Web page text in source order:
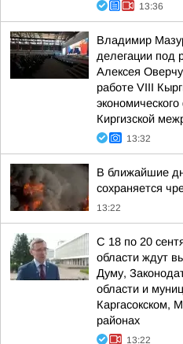
13:36
Владимир
делегации под
Алексея
работе VIII
Киргизской
13:32
В ближайшие
сохраняется
13:22
С 18 по 20
области ждут
Думу,
области и
Каргасокском,
районах
13:22